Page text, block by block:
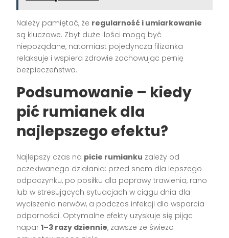
Należy pamiętać, że regularność i umiarkowanie
są kluczowe. Zbyt duże ilości mogą być
niepożądane, natomiast pojedyncza filiżanka
relaksuje i wspiera zdrowie zachowując pełnię
bezpieczeństwa.
Podsumowanie – kiedy
pić rumianek dla
najlepszego efektu?
Najlepszy czas na picie rumianku zależy od
oczekiwanego działania: przed snem dla lepszego
odpoczynku, po posiłku dla poprawy trawienia, rano
lub w stresujących sytuacjach w ciągu dnia dla
wyciszenia nerwów, a podczas infekcji dla wsparcia
odporności. Optymalne efekty uzyskuje się pijąc
napar1–3 razy dziennie, zawsze ze świeżo